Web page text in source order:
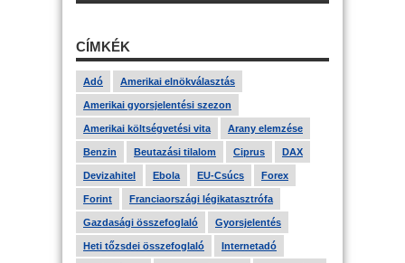
CÍMKÉK
Adó Amerikai elnökválasztás
Amerikai gyorsjelentési szezon
Amerikai költségvetési vita Arany elemzése
Benzin Beutazási tilalom Ciprus DAX
Devizahitel Ebola EU-Csúcs Forex
Forint Franciaországi légikatasztrófa
Gazdasági összefoglaló Gyorsjelentés
Heti tőzsdei összefoglaló Internetadó